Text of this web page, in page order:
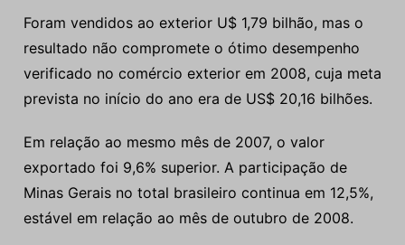
Foram vendidos ao exterior U$ 1,79 bilhão, mas o
resultado não compromete o ótimo desempenho
verificado no comércio exterior em 2008, cuja meta
prevista no início do ano era de US$ 20,16 bilhões.
Em relação ao mesmo mês de 2007, o valor
exportado foi 9,6% superior. A participação de
Minas Gerais no total brasileiro continua em 12,5%,
estável em relação ao mês de outubro de 2008.